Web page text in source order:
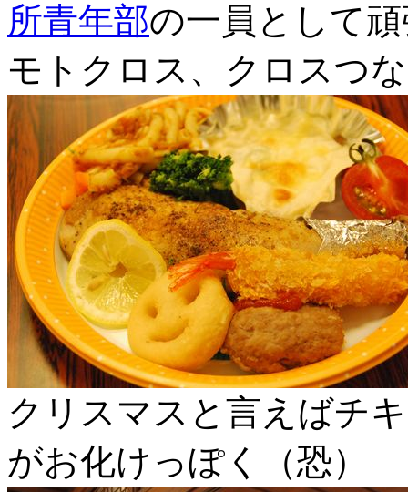
所青年部の一員として
モトクロス、クロスつ
クリスマスと言えばチ
がお化けっぽく（恐）